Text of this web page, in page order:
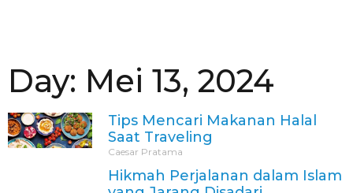
Day: Mei 13, 2024
Tips Mencari Makanan Halal
Saat Traveling
Caesar Pratama
Hikmah Perjalanan dalam Islam